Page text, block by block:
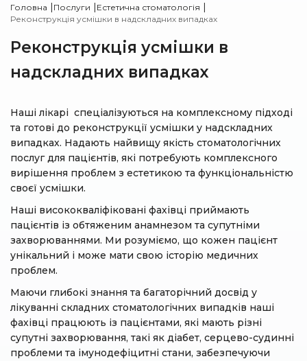
Головна | Послуги | Естетична стоматологія |
Реконструкція усмішки в надскладних випадках
Реконструкція усмішки в
надскладних випадках
Наші лікарі спеціалізуються на комплексному підході
та готові до реконструкції усмішки у надскладних
випадках. Надають найвищу якість стоматологічних
послуг для пацієнтів, які потребують комплексного
вирішення проблем з естетикою та функціональністю
своєї усмішки.
Наші висококваліфіковані фахівці приймають
пацієнтів із обтяженим анамнезом та супутніми
захворюваннями. Ми розуміємо, що кожен пацієнт
унікальний і може мати свою історію медичних
проблем.
Маючи глибокі знання та багаторічний досвід у
лікуванні складних стоматологічних випадків наші
фахівці працюють із пацієнтами, які мають різні
супутні захворювання, такі як діабет, серцево-судинні
проблеми та імунодефіцитні стани, забезпечуючи